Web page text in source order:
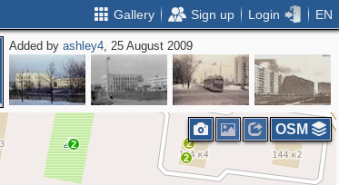
Gallery Sign up Login EN
Added byashley4, 25 August 2009
2
2
2
3
OSM